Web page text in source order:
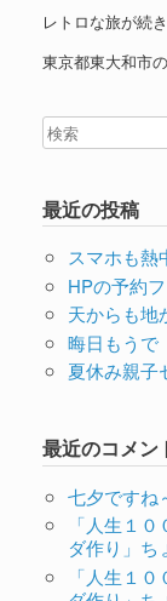
レトロな旅が続き
東京都東大和市
最近の投稿
スマホも熱
HPの予約
天からも地
晦日もうで
夏休み親子
最近のコメン
七夕ですね
「人生１
ダ作り」ち
「人生１